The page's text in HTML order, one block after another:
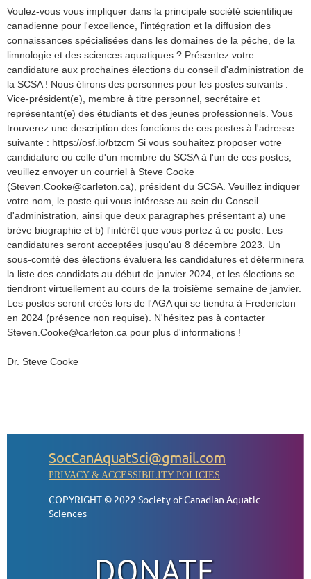
Voulez-vous vous impliquer dans la principale société scientifique
canadienne pour l'excellence, l'intégration et la diffusion des
connaissances spécialisées dans les domaines de la pêche, de la
limnologie et des sciences aquatiques ? Présentez votre
candidature aux prochaines élections du conseil d'administration de
la SCSA ! Nous élirons des personnes pour les postes suivants :
Vice-président(e), membre à titre personnel, secrétaire et
représentant(e) des étudiants et des jeunes professionnels. Vous
trouverez une description des fonctions de ces postes à l'adresse
suivante : https://osf.io/btzcm Si vous souhaitez proposer votre
candidature ou celle d'un membre du SCSA à l'un de ces postes,
veuillez envoyer un courriel à Steve Cooke
(Steven.Cooke@carleton.ca), président du SCSA. Veuillez indiquer
votre nom, le poste qui vous intéresse au sein du Conseil
d'administration, ainsi que deux paragraphes présentant a) une
brève biographie et b) l'intérêt que vous portez à ce poste. Les
candidatures seront acceptées jusqu'au 8 décembre 2023. Un
sous-comité des élections évaluera les candidatures et déterminera
la liste des candidats au début de janvier 2024, et les élections se
tiendront virtuellement au cours de la troisième semaine de janvier.
Les postes seront créés lors de l'AGA qui se tiendra à Fredericton
en 2024 (présence non requise). N'hésitez pas à contacter
Steven.Cooke@carleton.ca pour plus d'informations !
Dr. Steve Cooke
SocCanAquatSci@gmail.com
PRIVACY & ACCESSIBILITY POLICIES
COPYRIGHT © 2022 Society of Canadian Aquatic
Sciences